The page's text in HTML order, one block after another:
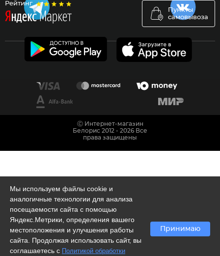
Рейтинг
Пункты
самовывоза
Мы используем файлы cookie и
аналогичные технологии для анализа
посещаемости сайта с помощью
Яндекс.Метрики, определения вашего
местоположения и улучшения работы
сайта. Продолжая использовать сайт, вы
соглашаетесь с Политикой обработки
Принимаю
Ⓒ Интернет-магазин
Белорис 2012 - 2026 Все
права защищены